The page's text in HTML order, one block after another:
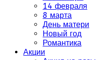
14 февраля
8 марта
День матери
Новый год
Романтика
Акции